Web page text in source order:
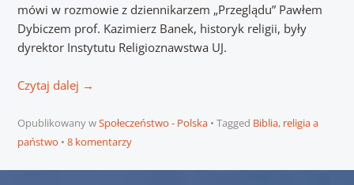
mówi w rozmowie z dziennikarzem „Przeglądu” Pawłem
Dybiczem prof. Kazimierz Banek, historyk religii, były
dyrektor Instytutu Religioznawstwa UJ.
Czytaj dalej →
Opublikowany wSpołeczeństwo - Polska Tagged Biblia, religia a
państwo
8 komentarzy